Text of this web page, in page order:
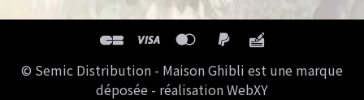
© Semic Distribution - Maison Ghibli est une marque
déposée - réalisation WebXY